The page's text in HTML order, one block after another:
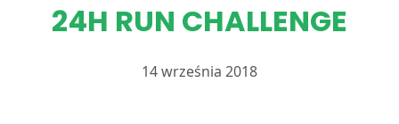
24H RUN CHALLENGE
14 września 2018